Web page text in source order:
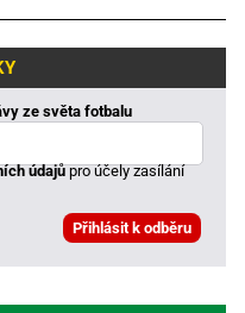
ze světa fotbalu
údajůpro účely zasílání